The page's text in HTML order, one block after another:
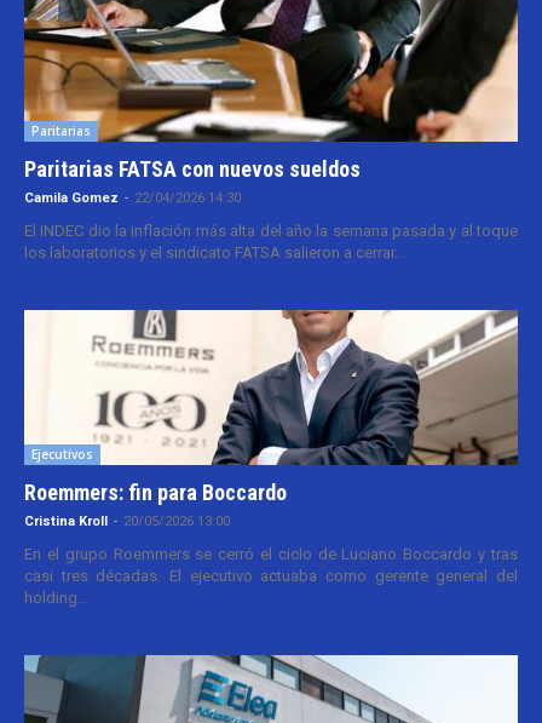
Paritarias
Paritarias FATSA con nuevos sueldos
Camila Gomez - 22/04/2026 14:30
El INDEC dio la inflación más alta del año la semana pasada y al toque
los laboratorios y el sindicato FATSA salieron a cerrar...
Ejecutivos
Roemmers: fin para Boccardo
Cristina Kroll - 20/05/2026 13:00
En el grupo Roemmers se cerró el ciclo de Luciano Boccardo y tras
casi tres décadas. El ejecutivo actuaba como gerente general del
holding...